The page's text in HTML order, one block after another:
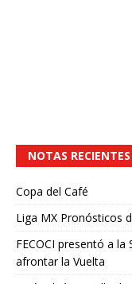
NOTAS RECIENTES
Copa del Café
Liga MX Pronósticos
FECOCI presentó a
afrontar la Vuelta